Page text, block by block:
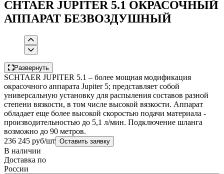
CHTAER JUPITER 5.1 ОКРАСОЧНЫЙ
АППАРАТ БЕЗВОЗДУШНЫЙ
Развернуть
SCHTAER JUPITER 5.1 – более мощная модификация
окрасочного аппарата Jupiter 5; представляет собой
универсальную установку для распыления составов разной
степени вязкости, в том числе высокой вязкости. Аппарат
обладает еще более высокой скоростью подачи материала -
производительностью до 5,1 л/мин. Подключение шланга
возможно до 90 метров.
236 245 руб/шт Оставить заявку
В наличии
Доставка по
России